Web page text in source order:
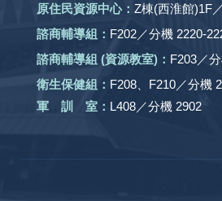
原住民資源中心： Z棟(西淮館)1F
諮商輔導組： F202／分機 2220-
諮商輔導組 (資源教室)： F203／
衛生保健組： F208、F210／分機
軍 訓 室： L408／分機 2902